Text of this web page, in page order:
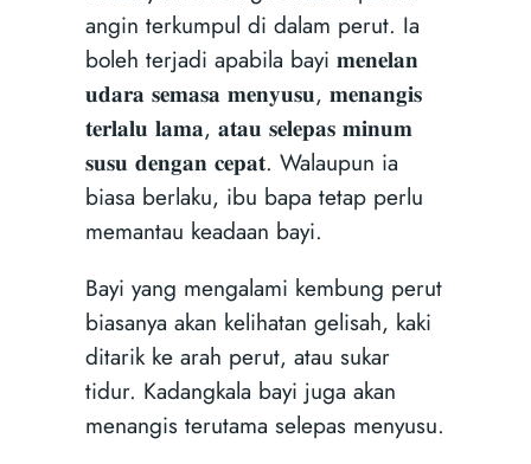
angin terkumpul di dalam perut. Ia
boleh terjadi apabila bayi 𝐦𝐞𝐧𝐞𝐥𝐚𝐧
𝐮𝐝𝐚𝐫𝐚 𝐬𝐞𝐦𝐚𝐬𝐚 𝐦𝐞𝐧𝐲𝐮𝐬𝐮, 𝐦𝐞𝐧𝐚𝐧𝐠𝐢𝐬
𝐭𝐞𝐫𝐥𝐚𝐥𝐮 𝐥𝐚𝐦𝐚, 𝐚𝐭𝐚𝐮 𝐬𝐞𝐥𝐞𝐩𝐚𝐬 𝐦𝐢𝐧𝐮𝐦
𝐬𝐮𝐬𝐮 𝐝𝐞𝐧𝐠𝐚𝐧 𝐜𝐞𝐩𝐚𝐭. Walaupun ia
biasa berlaku, ibu bapa tetap perlu
memantau keadaan bayi.
Bayi yang mengalami kembung perut
biasanya akan kelihatan gelisah, kaki
ditarik ke arah perut, atau sukar
tidur. Kadangkala bayi juga akan
menangis terutama selepas menyusu.